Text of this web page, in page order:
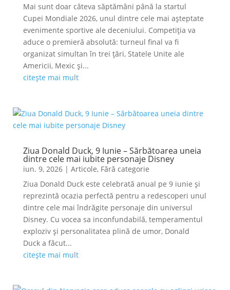
Mai sunt doar câteva săptămâni până la startul
Cupei Mondiale 2026, unul dintre cele mai așteptate
evenimente sportive ale deceniului. Competiția va
aduce o premieră absolută: turneul final va fi
organizat simultan în trei țări, Statele Unite ale
Americii, Mexic și...
citește mai mult
Ziua Donald Duck, 9 Iunie – Sărbătoarea uneia
dintre cele mai iubite personaje Disney
iun. 9, 2026| Articole, Fără categorie
Ziua Donald Duck este celebrată anual pe 9 iunie și
reprezintă ocazia perfectă pentru a redescoperi unul
dintre cele mai îndrăgite personaje din universul
Disney. Cu vocea sa inconfundabilă, temperamentul
exploziv și personalitatea plină de umor, Donald
Duck a făcut...
citește mai mult